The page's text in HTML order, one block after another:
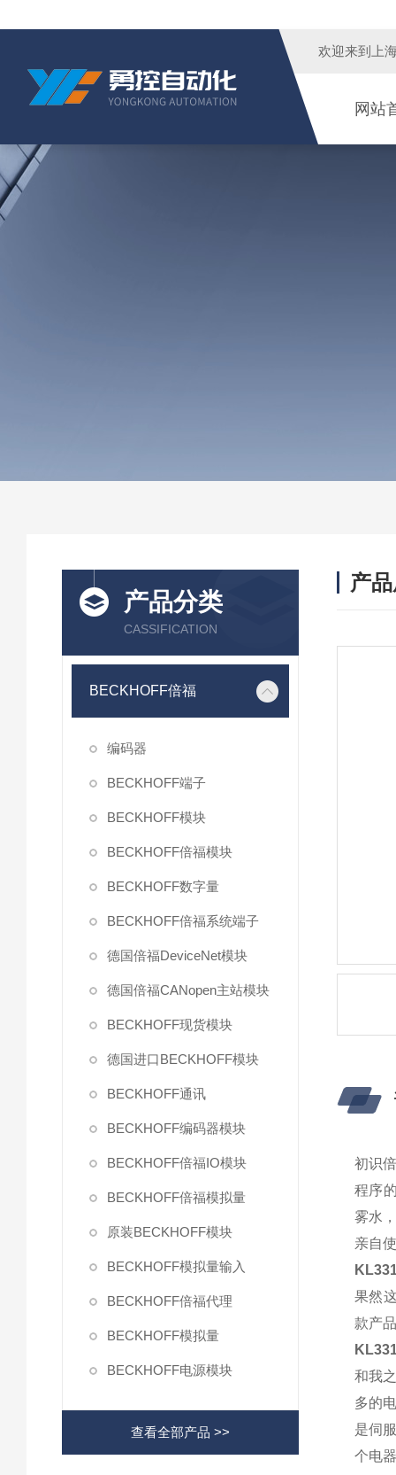
欢迎来到 上
网站
产品分类
CASSIFICATION
BECKHOFF倍福
编码器
BECKHOFF端子
BECKHOFF模块
BECKHOFF倍福模块
BECKHOFF数字量
BECKHOFF倍福系统端子
德国倍福DeviceNet模块
德国倍福CANopen主站模块
BECKHOFF现货模块
德国进口BECKHOFF模块
BECKHOFF通讯
BECKHOFF编码器模块
BECKHOFF倍福IO模块
BECKHOFF倍福模拟量
原装BECKHOFF模块
BECKHOFF模拟量输入
BECKHOFF倍福代理
BECKHOFF模拟量
BECKHOFF电源模块
查看全部产品 >>
产
初识
程序
雾水
亲自
果然
款产
和我
多的
是伺
个电